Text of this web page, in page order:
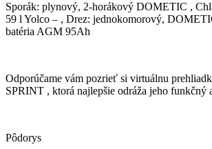
Sporák: plynový, 2-horákový DOMETIC ,
59 l Yolco – , Drez: jednokomorový,
batéria AGM 95Ah
Odporúčame vám pozrieť si virtuálnu
SPRINT , ktorá najlepšie odráža jeho funkčný
Pôdorys